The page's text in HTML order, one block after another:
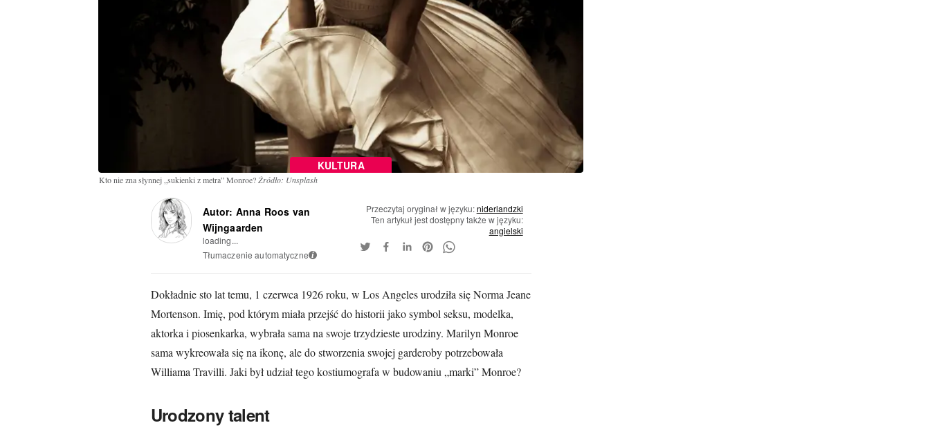
KULTURA
Kto nie zna słynnej „sukienki z metra” Monroe? Źródło: Unsplash
Autor: Anna Roos van
Wijngaarden
loading...
Tłumaczenie automatyczne i
Przeczytaj oryginał w języku:niderlandzki
Ten artykuł jest dostępny także w języku:
angielski
Dokładnie sto lat temu, 1 czerwca 1926 roku, w Los Angeles urodziła się Norma Jeane
Mortenson. Imię, pod którym miała przejść do historii jako symbol seksu, modelka,
aktorka i piosenkarka, wybrała sama na swoje trzydzieste urodziny. Marilyn Monroe
sama wykreowała się na ikonę, ale do stworzenia swojej garderoby potrzebowała
Williama Travilli. Jaki był udział tego kostiumografa w budowaniu „marki” Monroe?
Urodzony talent